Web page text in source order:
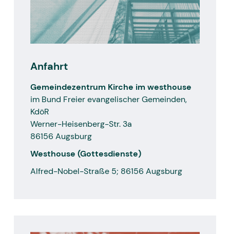
Anfahrt
Gemeindezentrum Kirche im westhouse
im Bund Freier evangelischer Gemeinden,
KdöR
Werner-Heisenberg-Str. 3a
86156 Augsburg
Westhouse (Gottesdienste)
Alfred-Nobel-Straße 5; 86156 Augsburg